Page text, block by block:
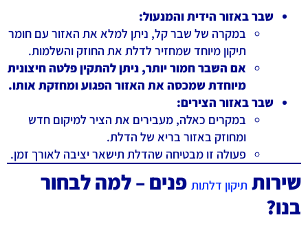
שבר באזור הידית והמנעול:
במקרה של שבר קל, ניתן למלא את האזור עם חומר
תיקון מיוחד שמחזיר לדלת את החוזק והשלמות.
אם השבר חמור יותר, ניתן להתקין פלטה חיצונית
מיוחדת שמכסה את האזור הפגוע ומחזקת אותו.
שבר באזור הצירים:
במקרים כאלה, מעבירים את הציר למיקום חדש
ומחוזק באזור בריא של הדלת.
פעולה זו מבטיחה שהדלת תישאר יציבה לאורך זמן.
שירות תיקון דלתות פנים – למה לבחור
בנו?